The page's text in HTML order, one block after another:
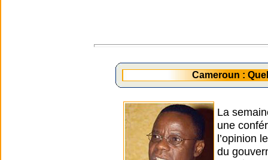
Cameroun :
La
une
l’opinion
du